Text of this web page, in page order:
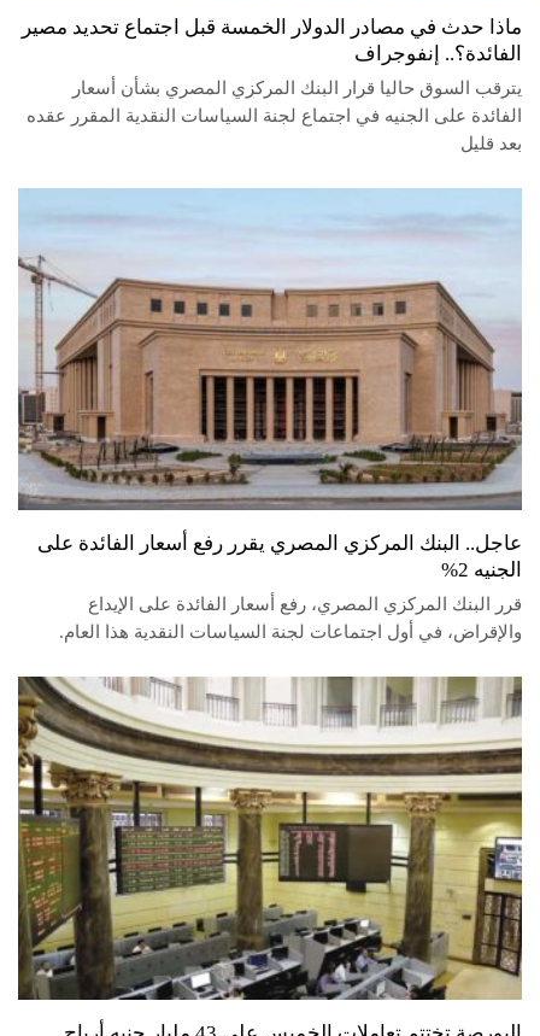
ماذا حدث في مصادر الدولار الخمسة قبل اجتماع تحديد مصير
الفائدة؟.. إنفوجراف
يترقب السوق حاليا قرار البنك المركزي المصري بشأن أسعار
الفائدة على الجنيه في اجتماع لجنة السياسات النقدية المقرر عقده
بعد قليل
عاجل.. البنك المركزي المصري يقرر رفع أسعار الفائدة على
الجنيه 2%
قرر البنك المركزي المصري، رفع أسعار الفائدة على الإيداع
والإقراض، في أول اجتماعات لجنة السياسات النقدية هذا العام.